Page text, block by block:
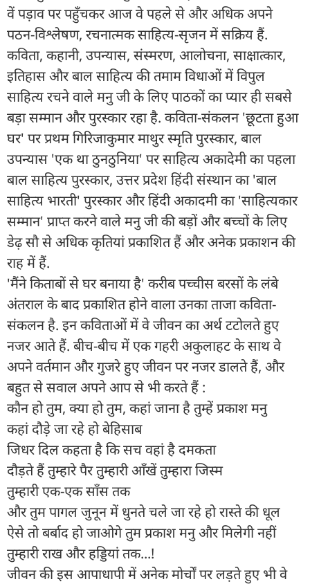
वें पड़ाव पर पहुँचकर आज वे पहले से और अधिक अपने
पठन-विश्लेषण, रचनात्मक साहित्य-सृजन में सक्रिय हैं.
कविता, कहानी, उपन्यास, संस्मरण, आलोचना, साक्षात्कार,
इतिहास और बाल साहित्य की तमाम विधाओं में विपुल
साहित्य रचने वाले मनु जी के लिए पाठकों का प्यार ही सबसे
बड़ा सम्मान और पुरस्कार रहा है. कविता-संकलन 'छूटता हुआ
घर' पर प्रथम गिरिजाकुमार माथुर स्मृति पुरस्कार, बाल
उपन्यास 'एक था ठुनठुनिया' पर साहित्य अकादेमी का पहला
बाल साहित्य पुरस्कार, उत्तर प्रदेश हिंदी संस्थान का 'बाल
साहित्य भारती' पुरस्कार और हिंदी अकादमी का 'साहित्यकार
सम्मान' प्राप्त करने वाले मनु जी की बड़ों और बच्चों के लिए
डेढ़ सौ से अधिक कृतियां प्रकाशित हैं और अनेक प्रकाशन की
राह में हैं.
'मैंने किताबों से घर बनाया है' करीब पच्चीस बरसों के लंबे
अंतराल के बाद प्रकाशित होने वाला उनका ताजा कविता-
संकलन है. इन कविताओं में वे जीवन का अर्थ टटोलते हुए
नजर आते हैं. बीच-बीच में एक गहरी अकुलाहट के साथ वे
अपने वर्तमान और गुजरे हुए जीवन पर नजर डालते हैं, और
बहुत से सवाल अपने आप से भी करते हैं :
कौन हो तुम, क्या हो तुम, कहां जाना है तुम्हें प्रकाश मनु
कहां दौड़े जा रहे हो बेहिसाब
जिधर दिल कहता है कि सच वहां है दमकता
दौड़ते हैं तुम्हारे पैर तुम्हारी आँखें तुम्हारा जिस्म
तुम्हारी एक-एक साँस तक
और तुम पागल जुनून में धुनते चले जा रहे हो रास्ते की धूल
ऐसे तो बर्बाद हो जाओगे तुम प्रकाश मनु और मिलेगी नहीं
तुम्हारी राख और हड्डियां तक...!
जीवन की इस आपाधापी में अनेक मोर्चों पर लड़ते हुए भी वे